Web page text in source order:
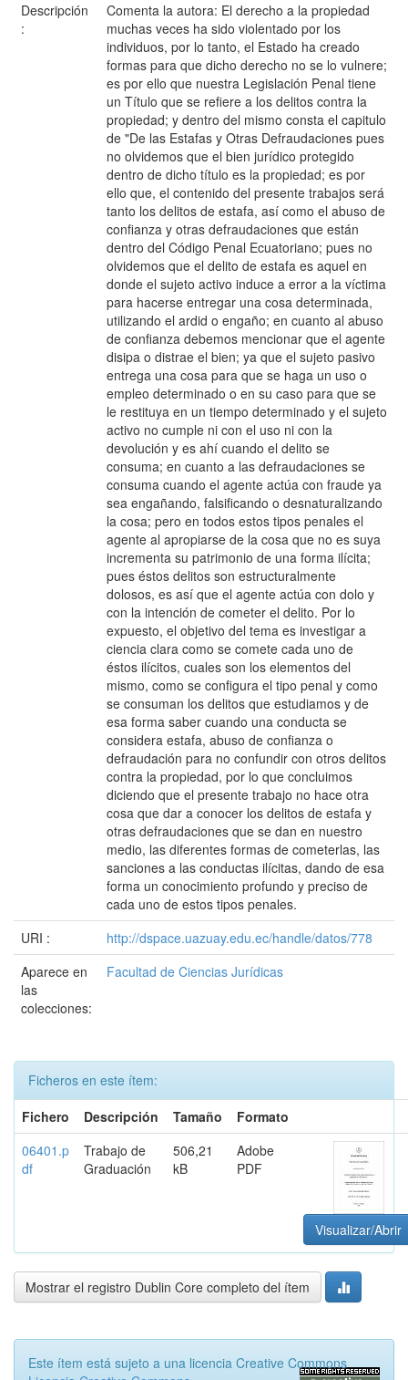
Descripción
:
Comenta la autora: El derecho a la propiedad
muchas veces ha sido violentado por los
individuos, por lo tanto, el Estado ha creado
formas para que dicho derecho no se lo vulnere;
es por ello que nuestra Legislación Penal tiene
un Título que se refiere a los delitos contra la
propiedad; y dentro del mismo consta el capitulo
de "De las Estafas y Otras Defraudaciones pues
no olvidemos que el bien jurídico protegido
dentro de dicho título es la propiedad; es por
ello que, el contenido del presente trabajos será
tanto los delitos de estafa, así como el abuso de
confianza y otras defraudaciones que están
dentro del Código Penal Ecuatoriano; pues no
olvidemos que el delito de estafa es aquel en
donde el sujeto activo induce a error a la víctima
para hacerse entregar una cosa determinada,
utilizando el ardid o engaño; en cuanto al abuso
de confianza debemos mencionar que el agente
disipa o distrae el bien; ya que el sujeto pasivo
entrega una cosa para que se haga un uso o
empleo determinado o en su caso para que se
le restituya en un tiempo determinado y el sujeto
activo no cumple ni con el uso ni con la
devolución y es ahí cuando el delito se
consuma; en cuanto a las defraudaciones se
consuma cuando el agente actúa con fraude ya
sea engañando, falsificando o desnaturalizando
la cosa; pero en todos estos tipos penales el
agente al apropiarse de la cosa que no es suya
incrementa su patrimonio de una forma ilícita;
pues éstos delitos son estructuralmente
dolosos, es así que el agente actúa con dolo y
con la intención de cometer el delito. Por lo
expuesto, el objetivo del tema es investigar a
ciencia clara como se comete cada uno de
éstos ilícitos, cuales son los elementos del
mismo, como se configura el tipo penal y como
se consuman los delitos que estudiamos y de
esa forma saber cuando una conducta se
considera estafa, abuso de confianza o
defraudación para no confundir con otros delitos
contra la propiedad, por lo que concluimos
diciendo que el presente trabajo no hace otra
cosa que dar a conocer los delitos de estafa y
otras defraudaciones que se dan en nuestro
medio, las diferentes formas de cometerlas, las
sanciones a las conductas ilícitas, dando de esa
forma un conocimiento profundo y preciso de
cada uno de estos tipos penales.
URI :
http://dspace.uazuay.edu.ec/handle/datos/778
Aparece en
las
colecciones:
Facultad de Ciencias Jurídicas
Ficheros en este ítem:
Fichero
Descripción Tamaño
Formato
06401.p
df
Trabajo de
Graduación
506,21
kB
Adobe
PDF
Visualizar/Abrir
Mostrar el registro Dublin Core completo del ítem
Este ítem está sujeto a una licencia Creative Commons